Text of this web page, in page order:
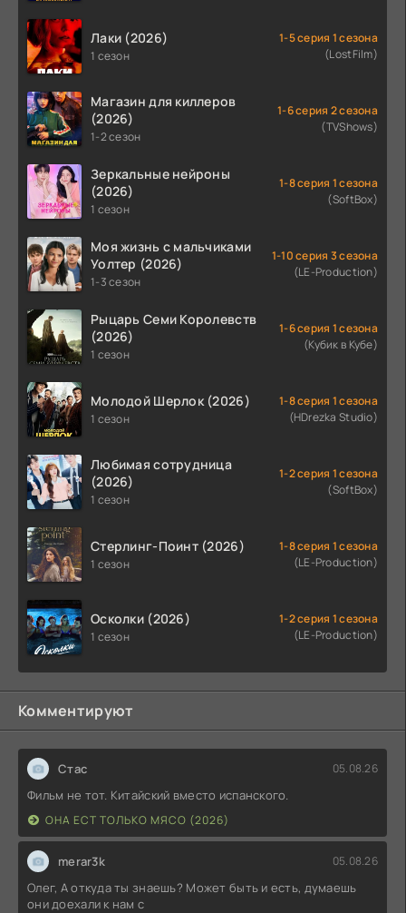
Лаки (2026)
1 сезон
1-5 серия 1 сезона
(LostFilm)
Магазин для киллеров
(2026)
1-2 сезон
1-6 серия 2 сезона
(TVShows)
Зеркальные нейроны
(2026)
1 сезон
1-8 серия 1 сезона
(SoftBox)
Моя жизнь с мальчиками
Уолтер (2026)
1-3 сезон
1-10 серия 3 сезона
(LE-Production)
Рыцарь Семи Королевств
(2026)
1 сезон
1-6 серия 1 сезона
(Кубик в Кубе)
Молодой Шерлок (2026)
1 сезон
1-8 серия 1 сезона
(HDrezka Studio)
Любимая сотрудница
(2026)
1 сезон
1-2 серия 1 сезона
(SoftBox)
Стерлинг-Поинт (2026)
1 сезон
1-8 серия 1 сезона
(LE-Production)
Осколки (2026)
1 сезон
1-2 серия 1 сезона
(LE-Production)
Комментируют
Стас 05.08.26
Фильм не тот. Китайский вместо испанского.
ОНА ЕСТ ТОЛЬКО МЯСО (2026)
merar3k 05.08.26
Олег, А откуда ты знаешь? Может быть и есть, думаешь
они доехали к нам с